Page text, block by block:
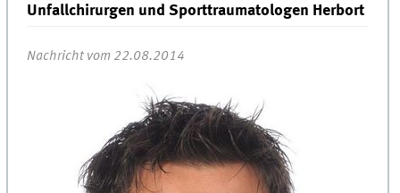
Unfallchirurgen und Sporttraumatologen Herbort
Nachricht vom 22.08.2014